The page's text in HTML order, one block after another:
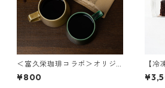
＜富久栄珈琲コラボ＞オリジ
ナルドリップコーヒー【3PC】
¥800
【
から